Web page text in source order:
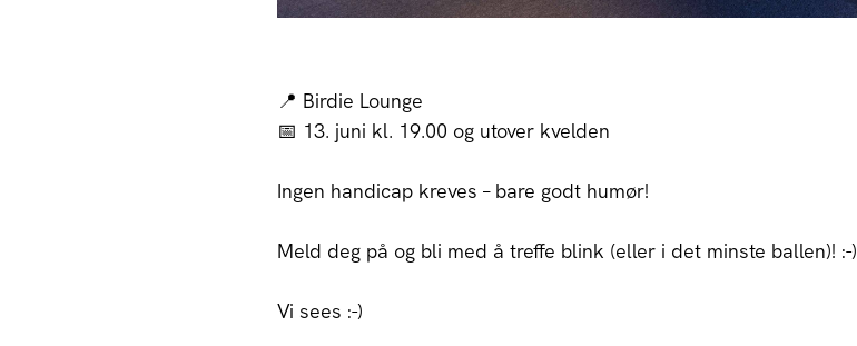
📍 Birdie Lounge
📅 13. juni kl. 19.00 og utover kvelden
Ingen handicap kreves – bare godt humør!
Meld deg på og bli med å treffe blink (eller i det minste ballen)! :-)
Vi sees :-)